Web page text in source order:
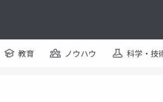
教育 ノウハウ 科学・技